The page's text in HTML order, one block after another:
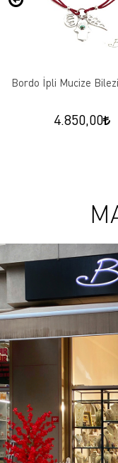
Bordo İpli Mucize
4.850,00